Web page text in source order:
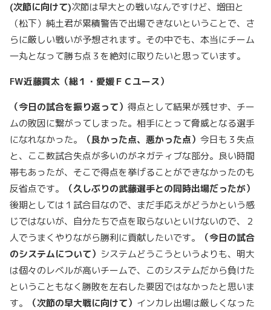
(次節に向けて)次節は早大との戦いなんですけど、増田と
（松下）純土君が累積警告で出場できないということで、さ
らに厳しい戦いが予想されます。その中でも、本当にチーム
一丸となって勝ち点３を絶対に取りたいと思っています。
FW近藤貫太（総１・愛媛ＦＣユース）
（今日の試合を振り返って） 得点として結果が残せず、チー
ムの敗因に繋がってしまった。相手にとって脅威となる選手
になれなかった。
（良かった点、悪かった点） 今日も３失点
と、ここ数試合失点が多いのがネガティブな部分。良い時間
帯もあったが、そこで得点を挙げることができなかったのも
反省点です。
（久しぶりの武藤選手との同時出場だったが）
後期としては１試合目なので、まだ手応えがどうかという感
じではないが、自分たちで点を取らないといけないので、２
人でうまくやりながら勝利に貢献したいです。
（今日の試合
のシステムについて） システムどうこうというよりも、明大
は個々のレベルが高いチームで、このシステムだから負けた
ということもなく勝敗を左右した要因ではなかったと思いま
す。
（次節の早大戦に向けて） インカレ出場は厳しくなった